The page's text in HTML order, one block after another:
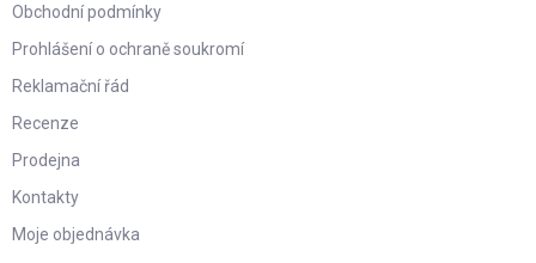
Obchodní podmínky
Prohlášení o ochraně soukromí
Reklamační řád
Recenze
Prodejna
Kontakty
Moje objednávka